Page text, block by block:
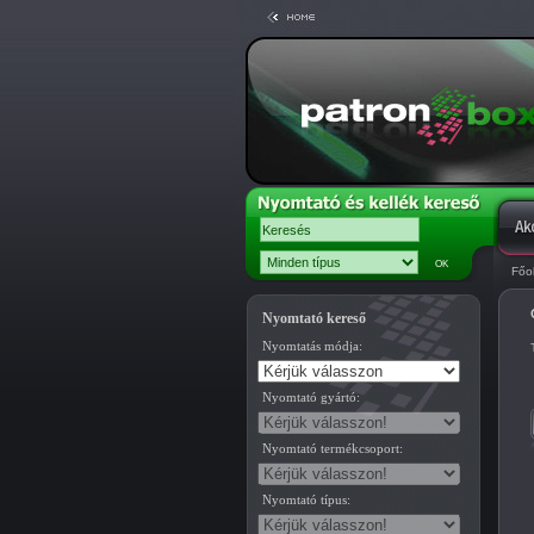
Nyomtató kereső
Nyomtatás módja:
Nyomtató gyártó:
Nyomtató termékcsoport:
Nyomtató típus: